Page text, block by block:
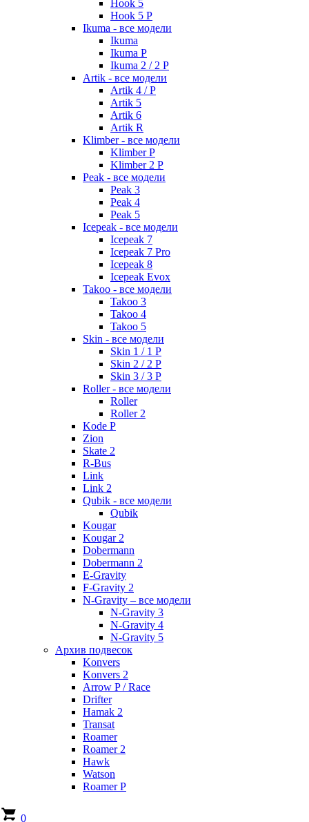
Hook 5
Hook 5 P
Ikuma - все модели
Ikuma
Ikuma P
Ikuma 2 / 2 P
Artik - все модели
Artik 4 / P
Artik 5
Artik 6
Artik R
Klimber - все модели
Klimber P
Klimber 2 P
Peak - все модели
Peak 3
Peak 4
Peak 5
Icepeak - все модели
Icepeak 7
Icepeak 7 Pro
Icepeak 8
Icepeak Evox
Takoo - все модели
Takoo 3
Takoo 4
Takoo 5
Skin - все модели
Skin 1 / 1 P
Skin 2 / 2 P
Skin 3 / 3 P
Roller - все модели
Roller
Roller 2
Kode P
Zion
Skate 2
R-Bus
Link
Link 2
Qubik - все модели
Qubik
Kougar
Kougar 2
Dobermann
Dobermann 2
E-Gravity
F-Gravity 2
N-Gravity – все модели
N-Gravity 3
N-Gravity 4
N-Gravity 5
Архив подвесок
Konvers
Konvers 2
Arrow P / Race
Drifter
Hamak 2
Transat
Roamer
Roamer 2
Hawk
Watson
Roamer P
0